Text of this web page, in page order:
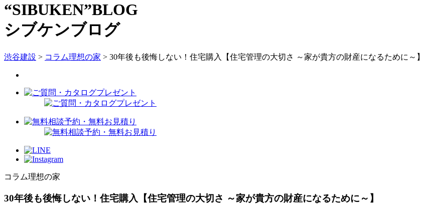
“SIBUKEN”BLOG
シブケンブログ
渋谷建設 > コラム理想の家 > 30年後も後悔しない！住宅購入【住宅管理の大切さ ～家が貴方の財産になるために～】
コラム理想の家
30年後も後悔しない！住宅購入【住宅管理の大切さ ～家が貴方の財産になるために～】